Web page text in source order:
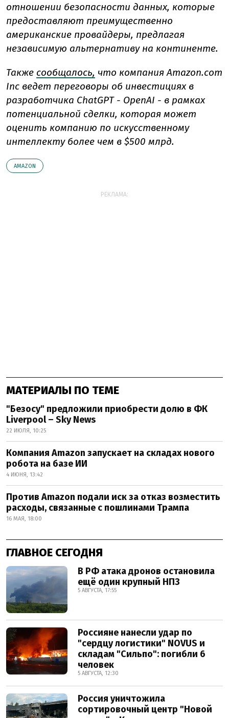
отношении безопасности данных, которые
предоставляют преимущественно
американские провайдеры, предлагая
независимую альтернативу на континенте.
Также сообщалось, что компания Amazon.com
Inc ведет переговоры об инвестициях в
разработчика ChatGPT - OpenAI - в рамках
потенциальной сделки, которая может
оценить компанию по искусственному
интеллекту более чем в $500 млрд.
AMAZON
РЕКЛАМА:
МАТЕРИАЛЫ ПО ТЕМЕ
"Безосу" предложили приобрести долю в ФК
Liverpool – Sky News
22 ИЮЛЯ, 10:25
Компания Amazon запускает на складах нового
робота на базе ИИ
4 ИЮНЯ, 13:42
Против Amazon подали иск за отказ возместить
расходы, связанные с пошлинами Трампа
16 МАЯ, 18:00
ГЛАВНОЕ СЕГОДНЯ
В РФ атака дронов остановила
ещё один крупный НПЗ
5 АВГУСТА, 17:55
Россияне нанесли удар по
"сердцу логистики" NOVUS и
складам "Сильпо": погибли 6
человек
5 АВГУСТА, 12:30
Россия уничтожила
сортировочный центр "Новой